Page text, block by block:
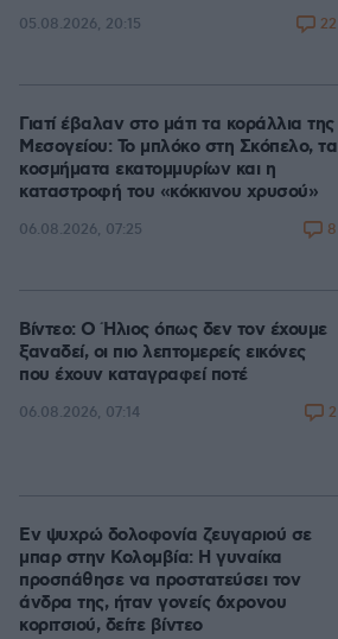
05.08.2026, 20:15 22
Γιατί έβαλαν στο μάτι τα κοράλλια της
Μεσογείου: Το μπλόκο στη Σκόπελο, τα
κοσμήματα εκατομμυρίων και η
καταστροφή του «κόκκινου χρυσού»
06.08.2026, 07:25 8
Βίντεο: Ο Ήλιος όπως δεν τον έχουμε
ξαναδεί, οι πιο λεπτομερείς εικόνες
που έχουν καταγραφεί ποτέ
06.08.2026, 07:14 2
Εν ψυχρώ δολοφονία ζευγαριού σε
μπαρ στην Κολομβία: Η γυναίκα
προσπάθησε να προστατεύσει τον
άνδρα της, ήταν γονείς 6χρονου
κοριτσιού, δείτε βίντεο